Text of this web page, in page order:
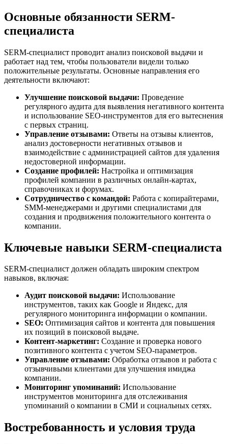
Основные обязанности SERM-
специалиста
SERM-специалист проводит анализ поисковой выдачи и
работает над тем, чтобы пользователи видели только
положительные результаты. Основные направления его
деятельности включают:
Улучшение поисковой выдачи: Проведение
регулярного аудита для выявления негативного контента
и использование SEO-инструментов для его вытеснения
с первых страниц.
Управление отзывами: Ответы на отзывы клиентов,
анализ достоверности негативных отзывов и
взаимодействие с администрацией сайтов для удаления
недостоверной информации.
Создание профилей: Настройка и оптимизация
профилей компании в различных онлайн-картах,
справочниках и форумах.
Сотрудничество с командой: Работа с копирайтерами,
SMM-менеджерами и другими специалистами для
создания и продвижения положительного контента о
компании.
Ключевые навыки SERM-специалиста
SERM-специалист должен обладать широким спектром
навыков, включая:
Аудит поисковой выдачи: Использование
инструментов, таких как Google и Яндекс, для
регулярного мониторинга информации о компании.
SEO: Оптимизация сайтов и контента для повышения
их позиций в поисковой выдаче.
Контент-маркетинг: Создание и проверка нового
позитивного контента с учетом SEO-параметров.
Управление отзывами: Обработка отзывов и работа с
отзывчивыми клиентами для улучшения имиджа
компании.
Мониторинг упоминаний: Использование
инструментов мониторинга для отслеживания
упоминаний о компании в СМИ и социальных сетях.
Востребованность и условия труда